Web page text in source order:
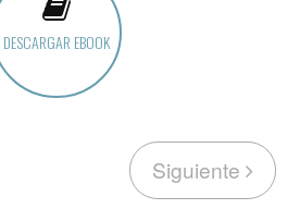
DESCARGAR EBOOK
Siguiente